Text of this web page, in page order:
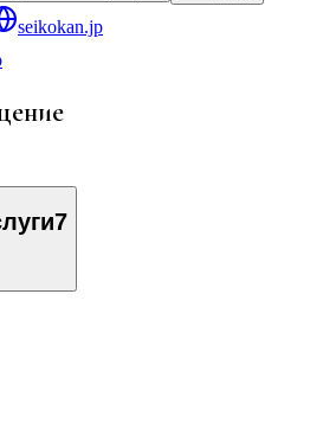
seikokan.jp
7